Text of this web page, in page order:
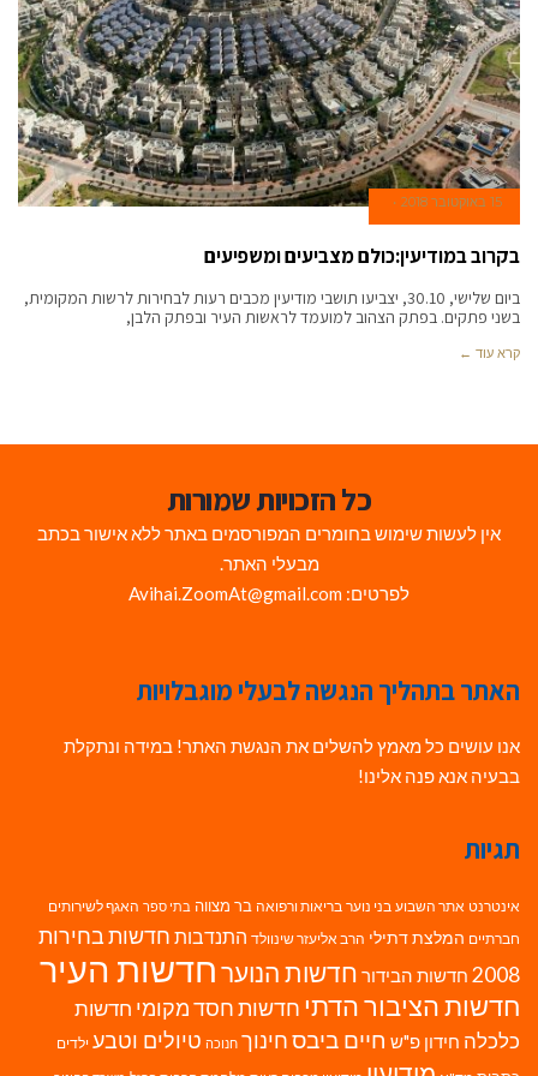
15 באוקטובר 2018
בקרוב במודיעין:כולם מצביעים ומשפיעים
ביום שלישי, 30.10, יצביעו תושבי מודיעין מכבים רעות לבחירות לרשות המקומית,
בשני פתקים. בפתק הצהוב למועמד לראשות העיר ובפתק הלבן,
קרא עוד ←
כל הזכויות שמורות
אין לעשות שימוש בחומרים המפורסמים באתר ללא אישור בכתב
מבעלי האתר.
לפרטים: Avihai.ZoomAt@gmail.com
האתר בתהליך הנגשה לבעלי מוגבלויות
אנו עושים כל מאמץ להשלים את הנגשת האתר! במידה ונתקלת
בבעיה אנא פנה אלינו!
תגיות
אינטרנט אתר השבוע בני נוער בריאות ורפואה בר מצווה בתי ספר האגף לשירותים
חברתיים המלצת דתילי הרב אליעזר שינוולד התנדבות חדשות בחירות
2008 חדשות הבידור חדשות הנוערחדשות העיר
חדשות הציבור הדתי חדשות חסד מקומי חדשות
כלכלה חידון פ"ש חיים ביבסחינוך חנוכה טיולים וטבע ילדים